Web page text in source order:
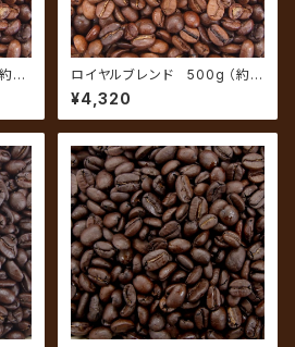
20
ロイヤルブレンド 500g （約5
0杯分）
¥4,320